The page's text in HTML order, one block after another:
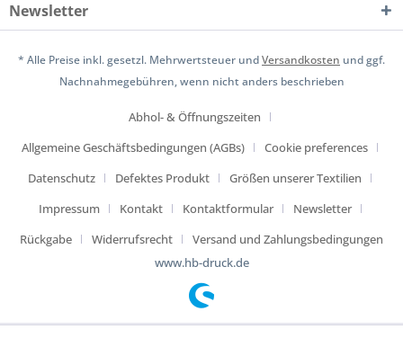
Newsletter
* Alle Preise inkl. gesetzl. Mehrwertsteuer undVersandkosten und ggf.
Nachnahmegebühren, wenn nicht anders beschrieben
Abhol- & Öffnungszeiten
Allgemeine Geschäftsbedingungen (AGBs)
Cookie preferences
Datenschutz
Defektes Produkt
Größen unserer Textilien
Impressum
Kontakt Kontaktformular
Newsletter
Rückgabe
Widerrufsrecht
Versand und Zahlungsbedingungen
www.hb-druck.de